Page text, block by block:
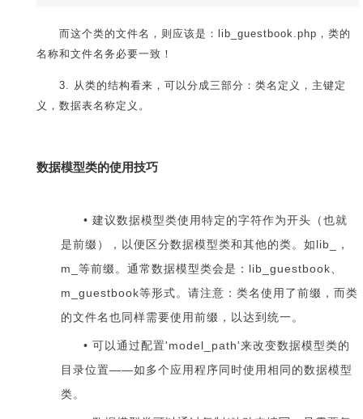
而这个类的文件名，则应该是：lib_guestbook.php，类的
名称和文件名务必要一致！
3. 从类的结构看来，可以分成三部分：类名定义，主键定
义，数据表名称定义。
数据模型类的使用技巧
建议数据模型类使用特定的字符作为开头（也就
是前缀），以便区分数据模型类和其他的类。如lib_，
m_等前缀。通常数据模型类会是：lib_guestbook、
m_guestbook等形式。请注意：类名使用了前缀，而类
的文件名也同样需要使用前缀，以达到统一。
可以通过配置'model_path'来改变数据模型类的
目录位置——如多个应用程序同时使用相同的数据模型
类。